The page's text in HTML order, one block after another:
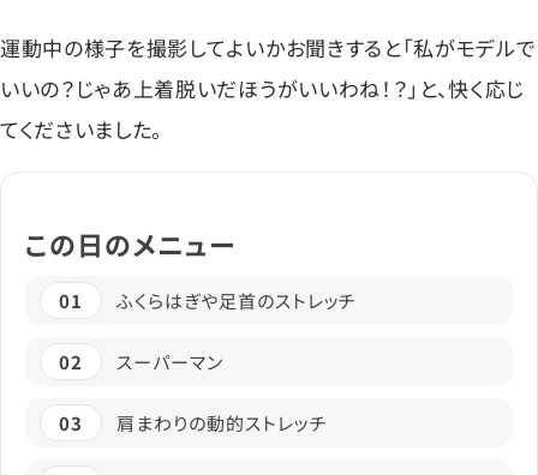
運動中の様子を撮影してよいかお聞きすると「私がモデルで
いいの？じゃあ上着脱いだほうがいいわね！？」と、快く応じ
てくださいました。
この日のメニュー
01 ふくらはぎや足首のストレッチ
02 スーパーマン
03 肩まわりの動的ストレッチ